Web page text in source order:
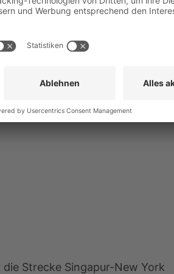
britische Kolonialstädte
heutige Singapore Airlines.
unbedeutender, regionaler
Wirtschaft. Der Inselstaat sollte,
Jahrzehnte zu einem wichtigen
Strecke Singapur-New York